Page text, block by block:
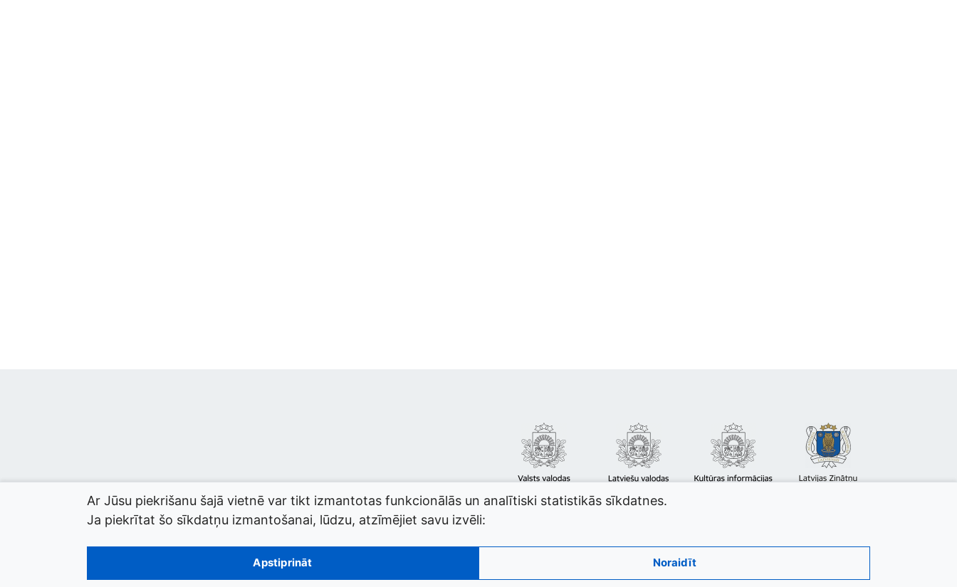
© 2026 termini.gov.lv. Izstrādātājs:
Ar Jūsu piekrišanu šajā vietnē var tikt izmantotas funkcionālās un analītiski statistikās sīkdatnes.
Ja piekrītat šo sīkdatņu izmantošanai, lūdzu, atzīmējiet savu izvēli:
Apstiprināt Noraidīt